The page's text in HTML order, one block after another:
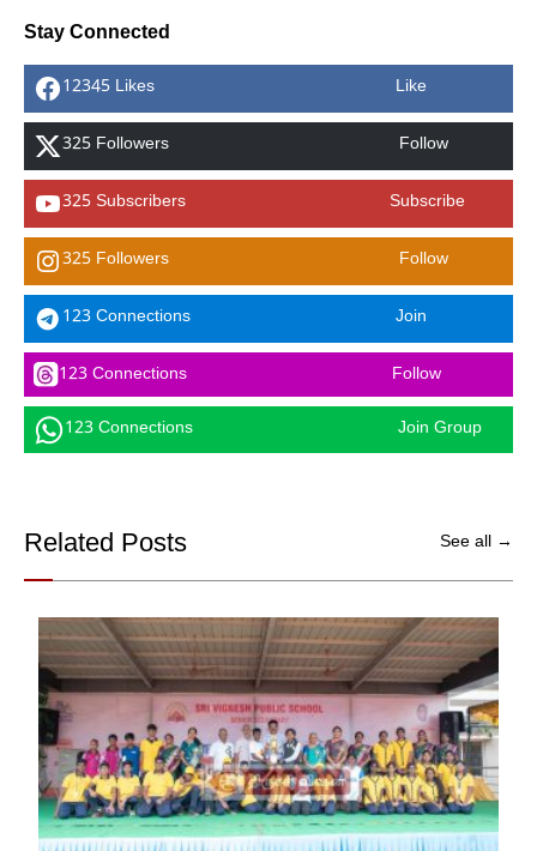
Stay Connected
12345 Likes Like
325 Followers Follow
325 Subscribers Subscribe
325 Followers Follow
123 Connections Join
123 Connections Follow
123 Connections Join Group
Related Posts See all →